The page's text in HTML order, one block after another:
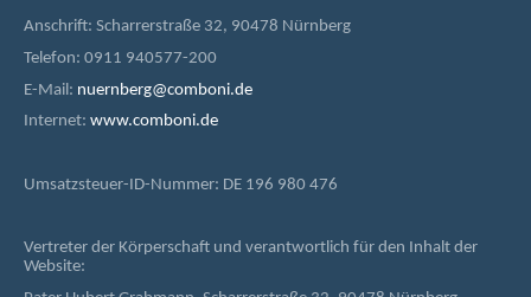
Anschrift: Scharrerstraße 32, 90478 Nürnberg
Telefon: 0911 940577-200
E-Mail: nuernberg@comboni.de
Internet: www.comboni.de
Umsatzsteuer-ID-Nummer: DE 196 980 476
Vertreter der Körperschaft und verantwortlich für den Inhalt der
Website: